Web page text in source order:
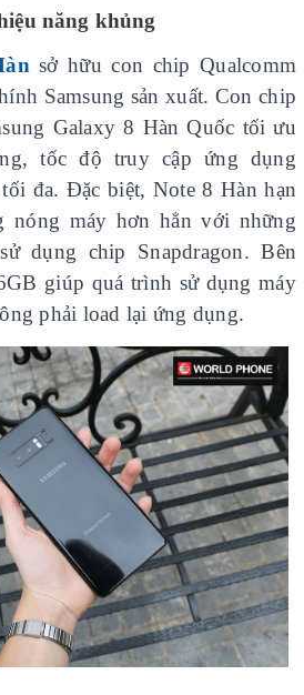
năng khủng
sở hữu con chip Qualcomm
Samsung sản xuất. Con chip
Galaxy 8 Hàn Quốc tối ưu
tốc độ truy cập ứng dụng
đa. Đặc biệt, Note 8 Hàn hạn
nóng máy hơn hẳn với những
dụng chip Snapdragon. Bên
giúp quá trình sử dụng máy
phải load lại ứng dụng.